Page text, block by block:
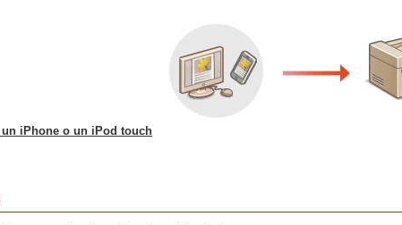
iPhone o un iPod touch